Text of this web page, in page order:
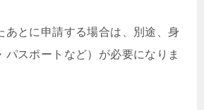
とに申請する場合は、別途、身
パスポートなど）が必要になりま